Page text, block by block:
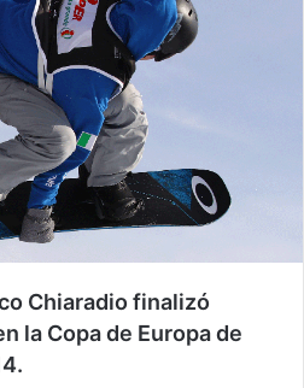
Chiaradio finalizó
la Copa de Europa de